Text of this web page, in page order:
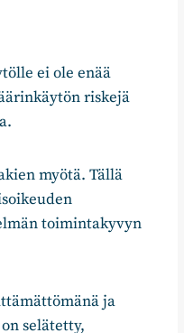
ei ole enää
riskejä
myötä. Tällä
toimintakyvyn
ja
selätetty,